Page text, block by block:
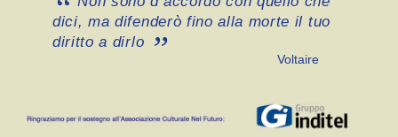
dici, ma difenderò fino alla morte il tuo
diritto a dirlo
Voltaire